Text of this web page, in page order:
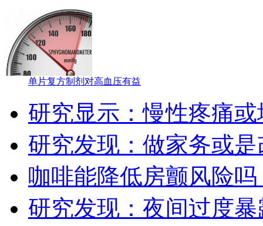
单片复方制剂对高血压有益
研究显示：慢性疼痛
研究发现：做家务或
咖啡能降低房颤风险吗
研究发现：夜间过度